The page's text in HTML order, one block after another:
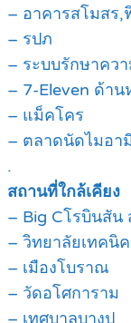
– อาคารสโมสร,
– รปภ
– ระบบรักษาคว
– 7-Eleven ด้าน
– แม็คโคร
– ตลาดนัดไมอา
.
สถานที่ใกล้เคียง
– Big Cโรบินสัน
– วิทยาลัยเทคนิ
– เมืองโบราณ
– วัดอโศการาม
– เทศบาลบางปู